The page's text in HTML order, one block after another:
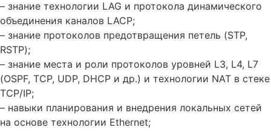
– знание технологии LAG и протокола динамического
объединения каналов LACP;
– знание протоколов предотвращения петель (STP,
RSTP);
– знание места и роли протоколов уровней L3, L4, L7
(OSPF, TCP, UDP, DHCP и др.) и технологии NAT в стеке
TCP/IP;
– навыки планирования и внедрения локальных сетей
на основе технологии Ethernet;